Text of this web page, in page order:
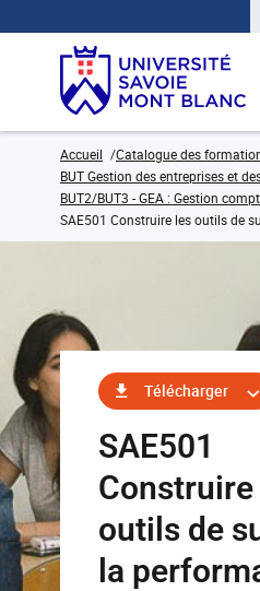
Accueil Catalogue des
BUT Gestion des entreprises et
BUT2/BUT3 - GEA : Gestion
SAE501 Construire les outils de
Télécharger
SAE501
outils de
la